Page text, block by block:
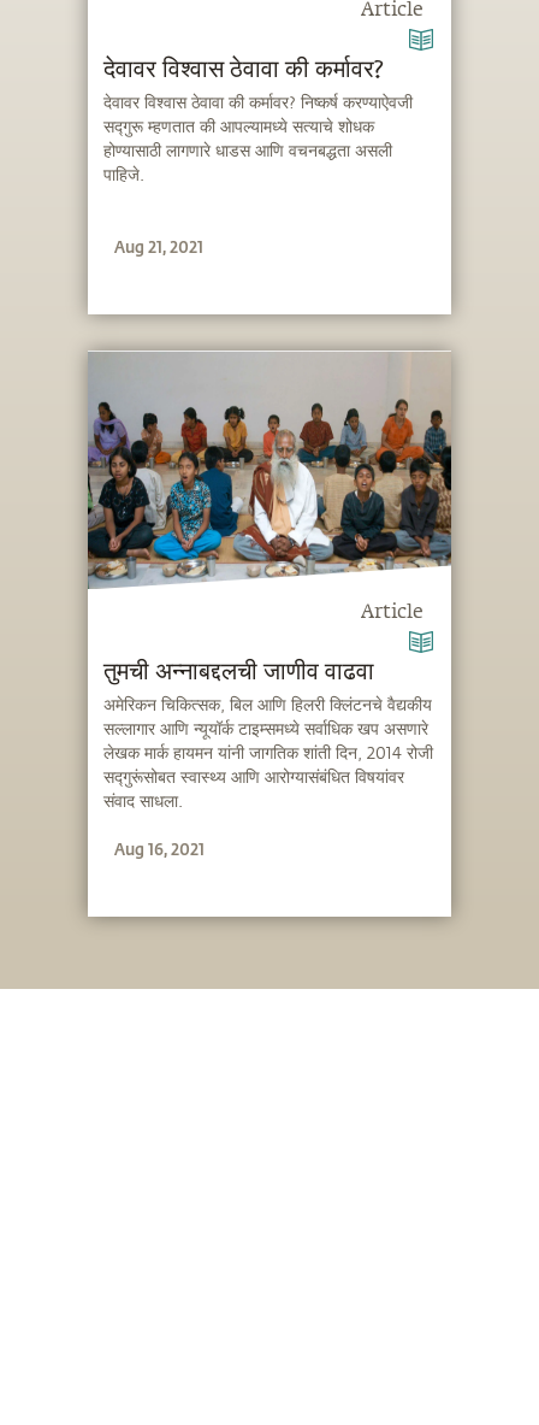
Article
देवावर विश्वास ठेवावा की कर्मावर?
देवावर विश्वास ठेवावा की कर्मावर? निष्कर्ष करण्याऐवजी
सद्गुरू म्हणतात की आपल्यामध्ये सत्याचे शोधक
होण्यासाठी लागणारे धाडस आणि वचनबद्धता असली
पाहिजे.
Aug 21, 2021
Article
तुमची अन्नाबद्दलची जाणीव वाढवा
अमेरिकन चिकित्सक, बिल आणि हिलरी क्लिंटनचे वैद्यकीय
सल्लागार आणि न्यूयॉर्क टाइम्समध्ये सर्वाधिक खप असणारे
लेखक मार्क हायमन यांनी जागतिक शांती दिन, 2014 रोजी
सद्गुरूंसोबत स्वास्थ्य आणि आरोग्यासंबंधित विषयांवर
संवाद साधला.
Aug 16, 2021